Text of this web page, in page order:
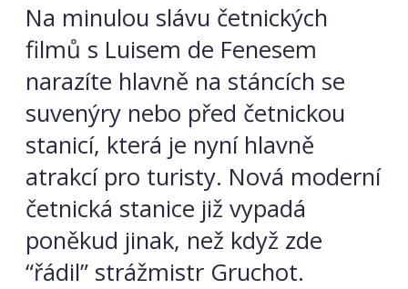
Na minulou slávu četnických
filmů s Luisem de Fenesem
narazíte hlavně na stáncích se
suvenýry nebo před četnickou
stanicí, která je nyní hlavně
atrakcí pro turisty. Nová moderní
četnická stanice již vypadá
poněkud jinak, než když zde
“řádil” strážmistr Gruchot.